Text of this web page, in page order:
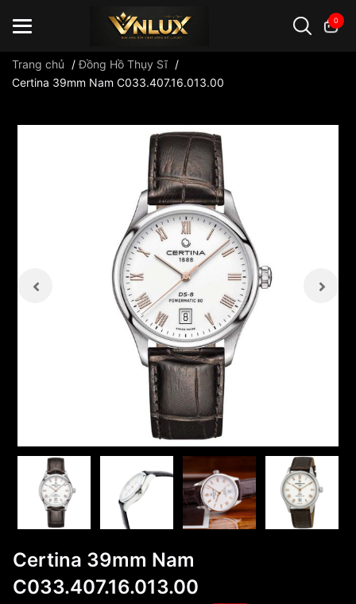
0
Trang chủ /Đồng Hồ Thụy Sĩ /
Certina 39mm Nam C033.407.16.013.00
Certina 39mm Nam
C033.407.16.013.00